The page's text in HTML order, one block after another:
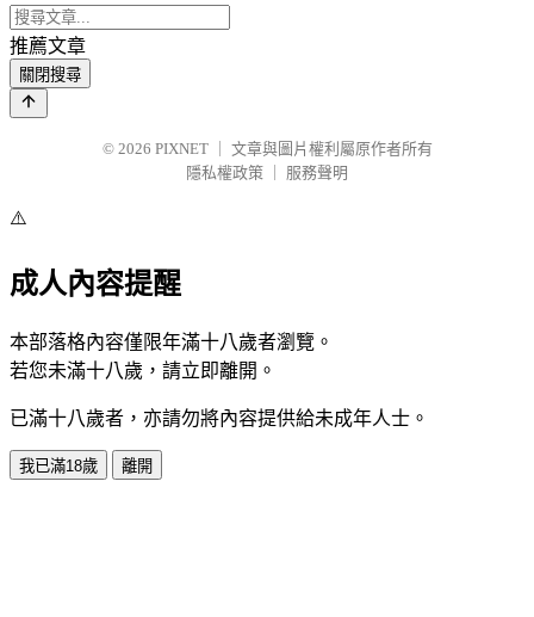
推薦文章
關閉搜尋
© 2026 PIXNET
文章與圖片權利屬原作者所有
隱私權政策
服務聲明
⚠️
成人內容提醒
本部落格內容僅限年滿十八歲者瀏覽。
若您未滿十八歲，請立即離開。
已滿十八歲者，亦請勿將內容提供給未成年人士。
我已滿18歲 離開